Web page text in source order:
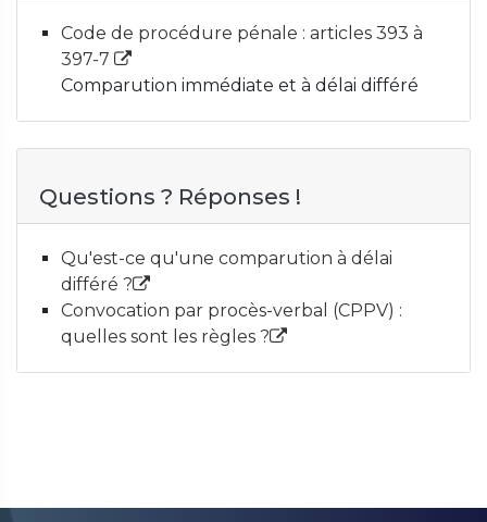
Code de procédure pénale : articles 393 à
397-7
Comparution immédiate et à délai différé
Questions ? Réponses !
Qu'est-ce qu'une comparution à délai
différé ?
Convocation par procès-verbal (CPPV) :
quelles sont les règles ?